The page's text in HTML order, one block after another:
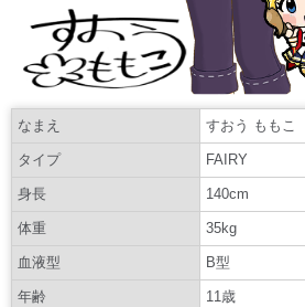
なまえ すおう ももこ
タイプ FAIRY
身長 140cm
体重 35kg
血液型 B型
年齢 11歳